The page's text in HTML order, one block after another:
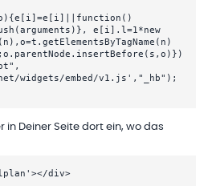
e[i].l=1*new
widgets/embed/v1.js',"_hb");
in Deiner Seite dort ein, wo das
div>